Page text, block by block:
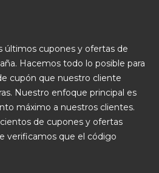
últimos cupones y ofertas de
Hacemos todo lo posible para
cupón que nuestro cliente
Nuestro enfoque principal es
máximo a nuestros clientes.
de cupones y ofertas
verificamos que el código